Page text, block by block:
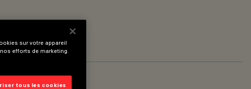
sur votre appareil
efforts de marketing.
tous les cookies